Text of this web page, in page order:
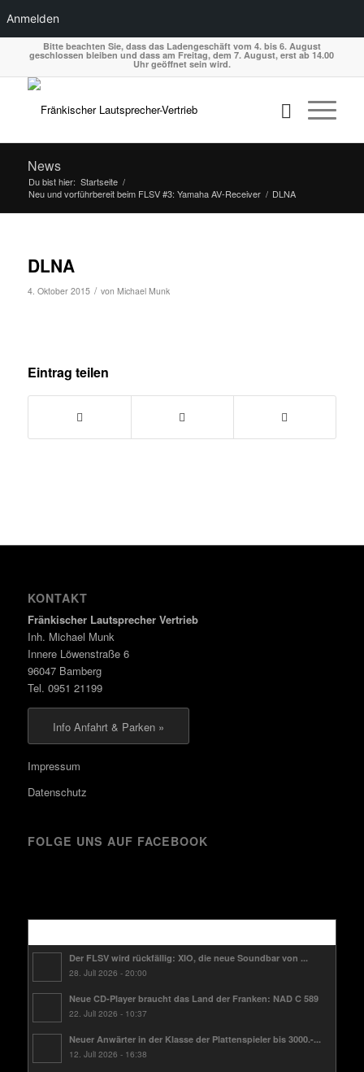
Anmelden
Bitte beachten Sie, dass das Ladengeschäft vom 4. bis 6. August
geschlossen bleiben und dass am Freitag, dem 7. August, erst ab 14.00
Uhr geöffnet sein wird.
News
Du bist hier: Startseite /
Neu und vorführbereit beim FLSV #3: Yamaha AV-Receiver / DLNA
DLNA
4. Oktober 2015 / von Michael Munk
Eintrag teilen
KONTAKT
Fränkischer Lautsprecher Vertrieb
Inh. Michael Munk
Innere Löwenstraße 6
96047 Bamberg
Tel. 0951 21199
Info Anfahrt & Parken »
Impressum
Datenschutz
FOLGE UNS AUF FACEBOOK
Der FLSV wird rückfällig: XIO, die neue Soundbar von ...
28. Juli 2026 - 20:00
Neue CD-Player braucht das Land der Franken: NAD C 589
22. Juli 2026 - 10:37
Neuer Anwärter in der Klasse der Plattenspieler bis 3000.-...
12. Juli 2026 - 16:38